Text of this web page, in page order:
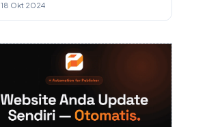
18 Okt 2024